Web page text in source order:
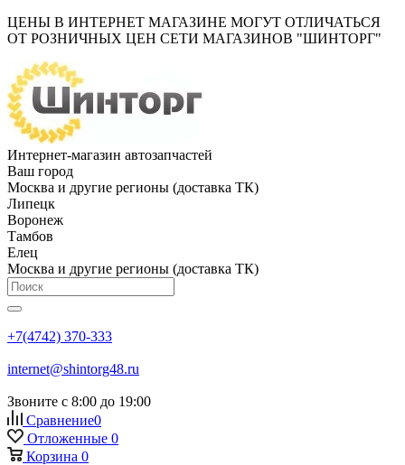
ЦЕНЫ В ИНТЕРНЕТ МАГАЗИНЕ МОГУТ ОТЛИЧАТЬСЯ
ОТ РОЗНИЧНЫХ ЦЕН СЕТИ МАГАЗИНОВ "ШИНТОРГ"
Интернет-магазин автозапчастей
Ваш город
Москва и другие регионы (доставка ТК)
Липецк
Воронеж
Тамбов
Елец
Москва и другие регионы (доставка ТК)
+7(4742) 370-333
internet@shintorg48.ru
Звоните с 8:00 до 19:00
Сравнение0
Отложенные 0
Корзина 0